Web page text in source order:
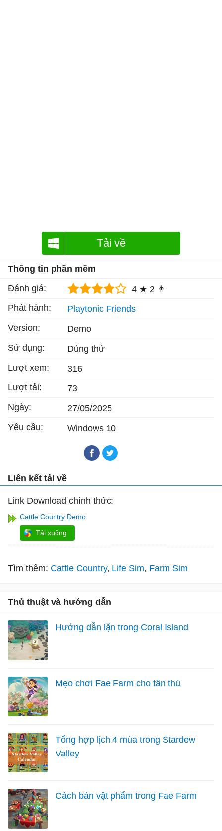
Tải về
Thông tin phần mềm
Đánh giá:
4 ★ 2 👨
Phát hành:
Playtonic Friends
Version:
Demo
Sử dụng:
Dùng thử
Lượt xem:
316
Lượt tải:
73
Ngày:
27/05/2025
Yêu cầu:
Windows 10
Liên kết tải về
Link Download chính thức:
Cattle Country Demo
Tải xuống
Tìm thêm: Cattle Country Life Sim Farm Sim
Thủ thuật và hướng dẫn
Hướng dẫn lặn trong Coral Island
Mẹo chơi Fae Farm cho tân thủ
Tổng hợp lịch 4 mùa trong Stardew
Valley
Cách bán vật phẩm trong Fae Farm